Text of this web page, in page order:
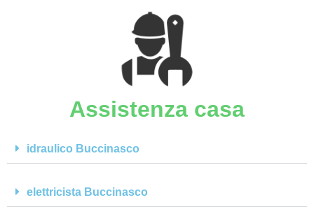
Assistenza casa
idraulico Buccinasco
elettricista Buccinasco